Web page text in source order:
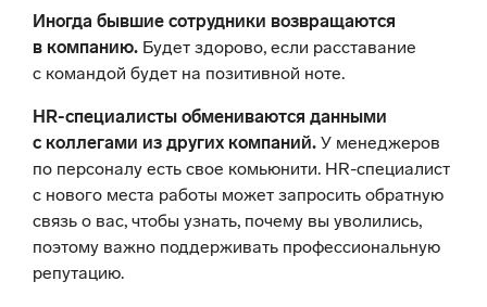
Иногда бывшие сотрудники возвращаются
в компанию. Будет здорово, если расставание
с командой будет на позитивной ноте.
HR-специалисты обмениваются данными
с коллегами из других компаний. У менеджеров
по персоналу есть свое комьюнити. HR-специалист
с нового места работы может запросить обратную
связь о вас, чтобы узнать, почему вы уволились,
поэтому важно поддерживать профессиональную
репутацию.